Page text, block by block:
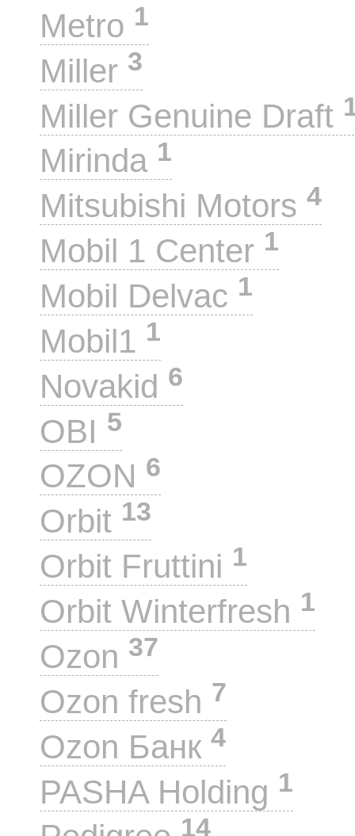
Metro 1
Miller 3
Miller Genuine Draft
Mirinda 1
Mitsubishi Motors 4
Mobil 1 Center 1
Mobil Delvac 1
Mobil1 1
Novakid 6
OBI 5
OZON 6
Orbit 13
Orbit Fruttini 1
Orbit Winterfresh 1
Ozon 37
Ozon fresh 7
Ozon Банк 4
PASHA Holding 1
14